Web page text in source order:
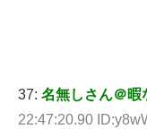
37: 名無しさん＠暇
22:47:20.90